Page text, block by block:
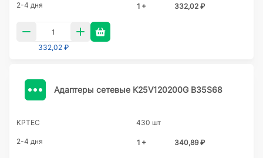
2-4 дня 1 + 332,02 ₽
332,02 ₽
Адаптеры сетевые K25V120200G B35S68
KPTEC 430 шт
2-4 дня 1 + 340,89 ₽